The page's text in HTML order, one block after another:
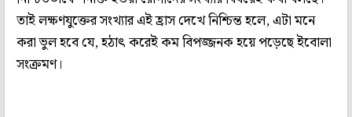
তাই লক্ষণযুক্তের সংখ্যার এই হ্রাস দেখে নিশ্চিন্ত হলে, এটা মনে
করা ভুল হবে যে, হঠাৎ করেই কম বিপজ্জনক হয়ে পড়েছে ইবোলা
সংক্রমণ।